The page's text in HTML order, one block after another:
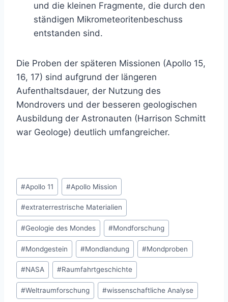
und die kleinen Fragmente, die durch den
ständigen Mikrometeoritenbeschuss
entstanden sind.
Die Proben der späteren Missionen (Apollo 15,
16, 17) sind aufgrund der längeren
Aufenthaltsdauer, der Nutzung des
Mondrovers und der besseren geologischen
Ausbildung der Astronauten (Harrison Schmitt
war Geologe) deutlich umfangreicher.
Schlagworte:
#Apollo 11 #Apollo Mission
#extraterrestrische Materialien
#Geologie des Mondes #Mondforschung
#Mondgestein #Mondlandung #Mondproben
#NASA #Raumfahrtgeschichte
#Weltraumforschung #wissenschaftliche Analyse